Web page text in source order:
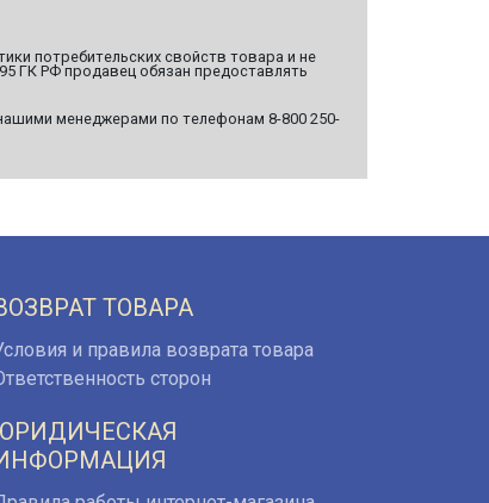
потребительских свойств товара и не
ГК РФ продавец обязан предоставлять
менеджерами по телефонам 8-800 250-
ТОВАРА
и правила возврата товара
сторон